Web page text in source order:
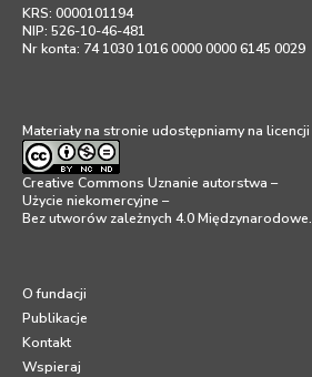
KRS: 0000101194
NIP: 526-10-46-481
Nr konta: 74 1030 1016 0000 0000 6145 0029
Materiały na stronie udostępniamy na licencji
Creative Commons Uznanie autorstwa –
Użycie niekomercyjne –
Bez utworów zależnych 4.0 Międzynarodowe.
O fundacji
Publikacje
Kontakt
Wspieraj